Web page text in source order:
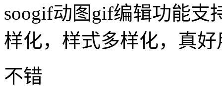
制作时间：
用户使用体验